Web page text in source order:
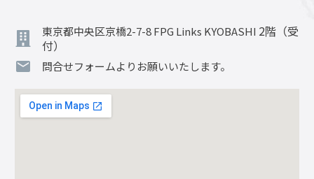
東京都中央区京橋2-7-8 FPG Links KYOBASHI 2階（受
付）
問合せフォームよりお願いいたします。